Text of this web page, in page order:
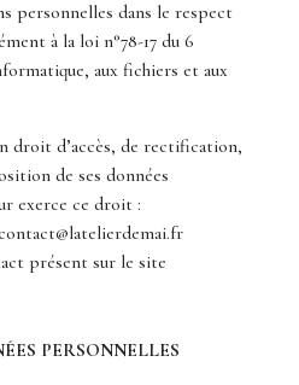
personnelles dans le respect
à la loi n°78-17 du 6
aux fichiers et aux
droit d’accès, de rectification,
de ses données
exerce ce droit :
présent sur le site
PERSONNELLES